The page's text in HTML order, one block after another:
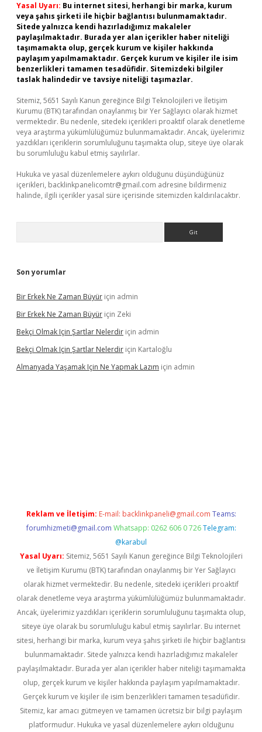
Yasal Uyarı: Bu internet sitesi, herhangi bir marka, kurum
veya şahıs şirketi ile hiçbir bağlantısı bulunmamaktadır.
Sitede yalnızca kendi hazırladığımız makaleler
paylaşılmaktadır. Burada yer alan içerikler haber niteliği
taşımamakta olup, gerçek kurum ve kişiler hakkında
paylaşım yapılmamaktadır. Gerçek kurum ve kişiler ile isim
benzerlikleri tamamen tesadüfidir. Sitemizdeki bilgiler
taslak halindedir ve tavsiye niteliği taşımazlar.
Sitemiz, 5651 Sayılı Kanun gereğince Bilgi Teknolojileri ve İletişim
Kurumu (BTK) tarafından onaylanmış bir Yer Sağlayıcı olarak hizmet
vermektedir. Bu nedenle, sitedeki içerikleri proaktif olarak denetleme
veya araştırma yükümlülüğümüz bulunmamaktadır. Ancak, üyelerimiz
yazdıkları içeriklerin sorumluluğunu taşımakta olup, siteye üye olarak
bu sorumluluğu kabul etmiş sayılırlar.
Hukuka ve yasal düzenlemelere aykırı olduğunu düşündüğünüz
içerikleri, backlinkpanelicomtr@gmail.com adresine bildirmeniz
halinde, ilgili içerikler yasal süre içerisinde sitemizden kaldırılacaktır.
Son yorumlar
Bir Erkek Ne Zaman Büyür için admin
Bir Erkek Ne Zaman Büyür için Zeki
Bekçi Olmak Için Şartlar Nelerdir için admin
Bekçi Olmak Için Şartlar Nelerdir için Kartaloğlu
Almanyada Yaşamak Için Ne Yapmak Lazım için admin
Reklam ve İletişim: E-mail: backlinkpaneli@gmail.com Teams:
forumhizmeti@gmail.com Whatsapp: 0262 606 0 726 Telegram:
@karabul
Yasal Uyarı: Sitemiz, 5651 Sayılı Kanun gereğince Bilgi Teknolojileri
ve İletişim Kurumu (BTK) tarafından onaylanmış bir Yer Sağlayıcı
olarak hizmet vermektedir. Bu nedenle, sitedeki içerikleri proaktif
olarak denetleme veya araştırma yükümlülüğümüz bulunmamaktadır.
Ancak, üyelerimiz yazdıkları içeriklerin sorumluluğunu taşımakta olup,
siteye üye olarak bu sorumluluğu kabul etmiş sayılırlar. Bu internet
sitesi, herhangi bir marka, kurum veya şahıs şirketi ile hiçbir bağlantısı
bulunmamaktadır. Sitede yalnızca kendi hazırladığımız makaleler
paylaşılmaktadır. Burada yer alan içerikler haber niteliği taşımamakta
olup, gerçek kurum ve kişiler hakkında paylaşım yapılmamaktadır.
Gerçek kurum ve kişiler ile isim benzerlikleri tamamen tesadüfidir.
Sitemiz, kar amacı gütmeyen ve tamamen ücretsiz bir bilgi paylaşım
platformudur. Hukuka ve yasal düzenlemelere aykırı olduğunu